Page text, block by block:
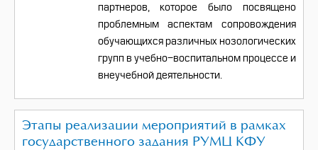
партнеров, которое было посвящено
проблемным аспектам сопровождения
обучающихся различных нозологических
групп в учебно-воспитальном процессе и
внеучебной деятельности.
Этапы реализации мероприятий в рамках
государственного задания РУМЦ КФУ